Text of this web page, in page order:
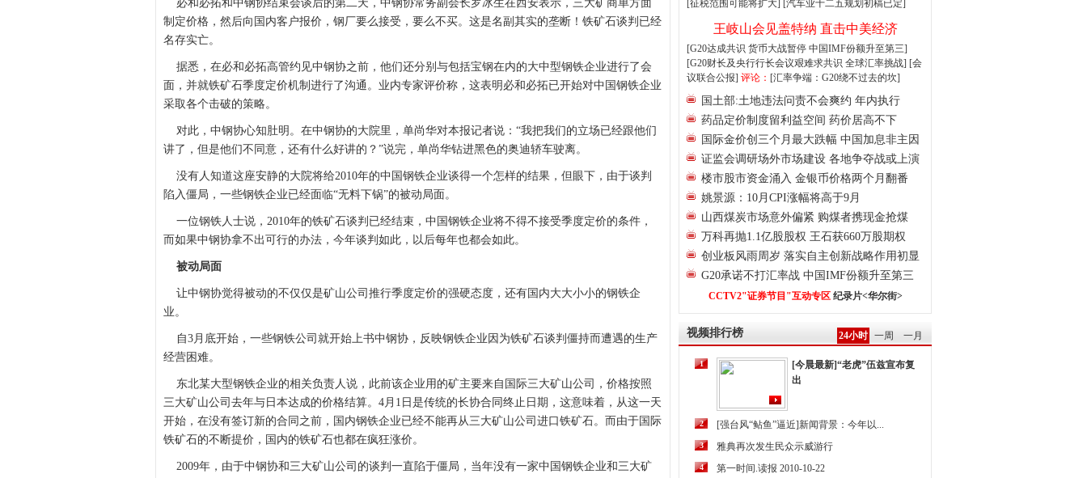
必和必拓和中钢协结束会谈后的第二天，中钢协常务副会长罗冰生在西安表示，三大矿商单方面
制定价格，然后向国内客户报价，钢厂要么接受，要么不买。这是名副其实的垄断！铁矿石谈判已经
名存实亡。
据悉，在必和必拓高管约见中钢协之前，他们还分别与包括宝钢在内的大中型钢铁企业进行了会
面，并就铁矿石季度定价机制进行了沟通。业内专家评价称，这表明必和必拓已开始对中国钢铁企业
采取各个击破的策略。
对此，中钢协心知肚明。在中钢协的大院里，单尚华对本报记者说：“我把我们的立场已经跟他们
讲了，但是他们不同意，还有什么好讲的？”说完，单尚华钻进黑色的奥迪轿车驶离。
没有人知道这座安静的大院将给2010年的中国钢铁企业谈得一个怎样的结果，但眼下，由于谈判
陷入僵局，一些钢铁企业已经面临“无料下锅”的被动局面。
一位钢铁人士说，2010年的铁矿石谈判已经结束，中国钢铁企业将不得不接受季度定价的条件，
而如果中钢协拿不出可行的办法，今年谈判如此，以后每年也都会如此。
被动局面
让中钢协觉得被动的不仅仅是矿山公司推行季度定价的强硬态度，还有国内大大小小的钢铁企
业。
自3月底开始，一些钢铁公司就开始上书中钢协，反映钢铁企业因为铁矿石谈判僵持而遭遇的生产
经营困难。
东北某大型钢铁企业的相关负责人说，此前该企业用的矿主要来自国际三大矿山公司，价格按照
三大矿山公司去年与日本达成的价格结算。4月1日是传统的长协合同终止日期，这意味着，从这一天
开始，在没有签订新的合同之前，国内钢铁企业已经不能再从三大矿山公司进口铁矿石。而由于国际
铁矿石的不断提价，国内的铁矿石也都在疯狂涨价。
2009年，由于中钢协和三大矿山公司的谈判一直陷于僵局，当年没有一家中国钢铁企业和三大矿
[征税范围可能将扩大] [汽车业十二五规划初稿已定]
王岐山会见盖特纳 直击中美经济
[G20达成共识 货币大战暂停 中国IMF份额升至第三]
[G20财长及央行行长会议艰难求共识 全球汇率挑战] [会
议联合公报] 评论： [汇率争端：G20绕不过去的坎]
国土部:土地违法问责不会爽约 年内执行
药品定价制度留利益空间 药价居高不下
国际金价创三个月最大跌幅 中国加息非主因
证监会调研场外市场建设 各地争夺战或上演
楼市股市资金涌入 金银币价格两个月翻番
姚景源：10月CPI涨幅将高于9月
山西煤炭市场意外偏紧 购煤者携现金抢煤
万科再抛1.1亿股股权 王石获660万股期权
创业板风雨周岁 落实自主创新战略作用初显
G20承诺不打汇率战 中国IMF份额升至第三
CCTV2"证券节目"互动专区 纪录片<华尔街>
视频排行榜 24小时 一周 一月
1
[今晨最新]“老虎”伍兹宣布复
出
2 [强台风“鲇鱼”逼近]新闻背景：今年以...
3 雅典再次发生民众示威游行
4 第一时间.读报 2010-10-22